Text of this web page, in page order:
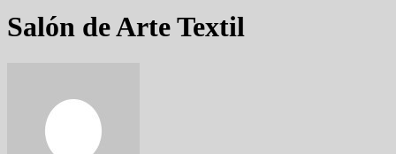
Salón de Arte Textil